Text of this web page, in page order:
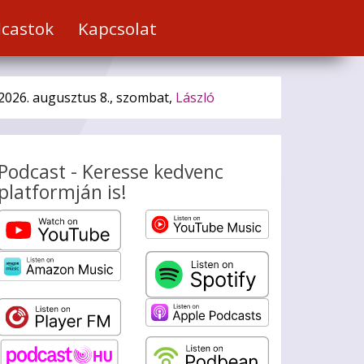
Kapcsolat
augusztus 8., szombat, László
Podcast - Keresse kedvenc
platformján is!